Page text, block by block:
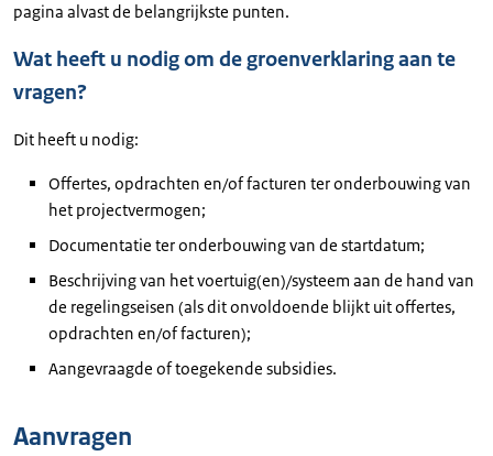
pagina alvast de belangrijkste punten.
Wat heeft u nodig om de groenverklaring aan te
vragen?
Dit heeft u nodig:
Offertes, opdrachten en/of facturen ter onderbouwing van
het projectvermogen;
Documentatie ter onderbouwing van de startdatum;
Beschrijving van het voertuig(en)/systeem aan de hand van
de regelingseisen (als dit onvoldoende blijkt uit offertes,
opdrachten en/of facturen);
Aangevraagde of toegekende subsidies.
Aanvragen